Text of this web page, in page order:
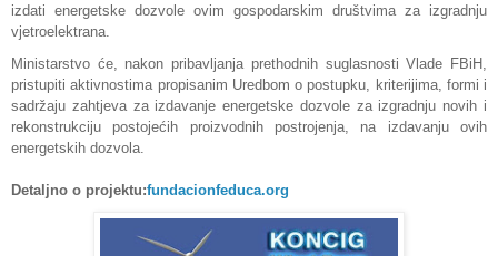
izdati energetske dozvole ovim gospodarskim društvima za izgradnju
vjetroelektrana.
Ministarstvo će, nakon pribavljanja prethodnih suglasnosti Vlade FBiH,
pristupiti aktivnostima propisanim Uredbom o postupku, kriterijima, formi i
sadržaju zahtjeva za izdavanje energetske dozvole za izgradnju novih i
rekonstrukciju postojećih proizvodnih postrojenja, na izdavanju ovih
energetskih dozvola.
Detaljno o projektu:fundacionfeduca.org